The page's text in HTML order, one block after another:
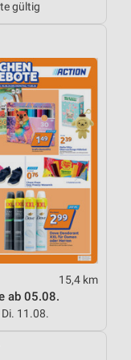
gültig
15,4 km
ab 05.08.
11.08.